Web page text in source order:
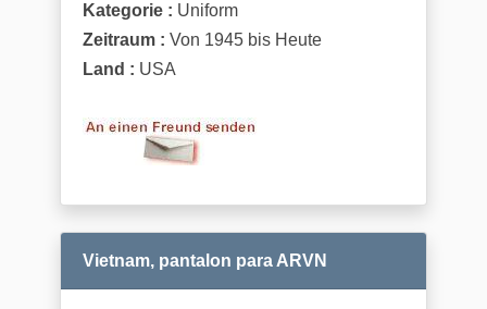
Kategorie : Uniform
Zeitraum : Von 1945 bis Heute
Land : USA
Vietnam, pantalon para ARVN